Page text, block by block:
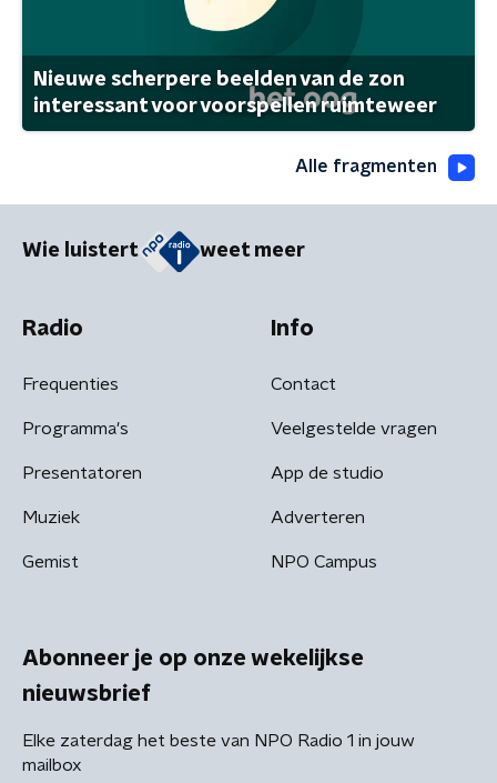
Nieuwe scherpere beelden van de zon
interessant voor voorspellen ruimteweer
Alle fragmenten
Wie luistert weet meer
Radio
Frequenties
Programma's
Presentatoren
Muziek
Gemist
Info
Contact
Veelgestelde vragen
App de studio
Adverteren
NPO Campus
Abonneer je op onze wekelijkse
nieuwsbrief
Elke zaterdag het beste van NPO Radio 1 in jouw
mailbox